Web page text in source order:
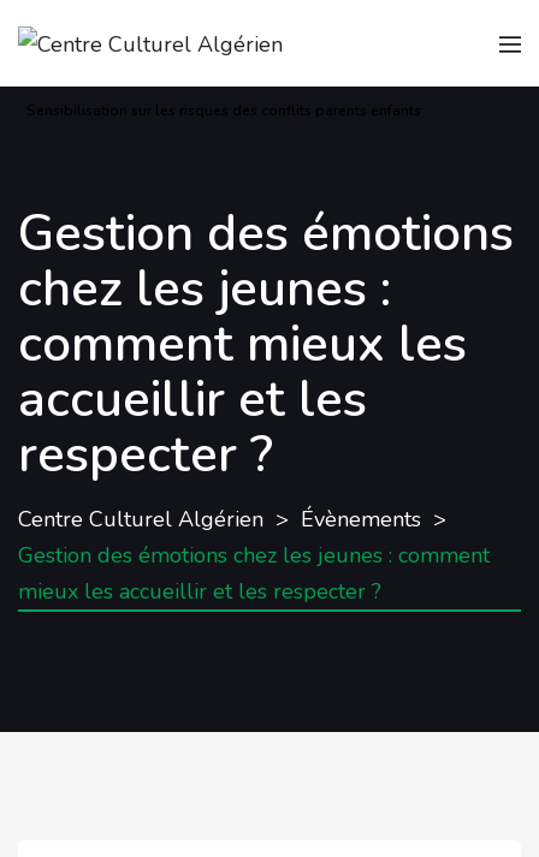
Sensibilisation sur les risques des conflits parents enfants
Gestion des émotions
chez les jeunes :
comment mieux les
accueillir et les
respecter ?
Centre Culturel Algérien
Évènements
Gestion des émotions chez les jeunes : comment
mieux les accueillir et les respecter ?